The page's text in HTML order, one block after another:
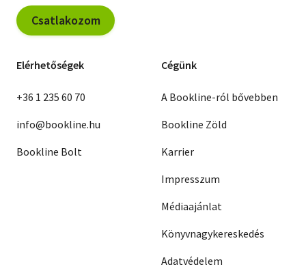
Csatlakozom
Elérhetőségek
+36 1 235 60 70
info@bookline.hu
Bookline Bolt
Cégünk
A Bookline-ról bővebben
Bookline Zöld
Karrier
Impresszum
Médiaajánlat
Könyvnagykereskedés
Adatvédelem